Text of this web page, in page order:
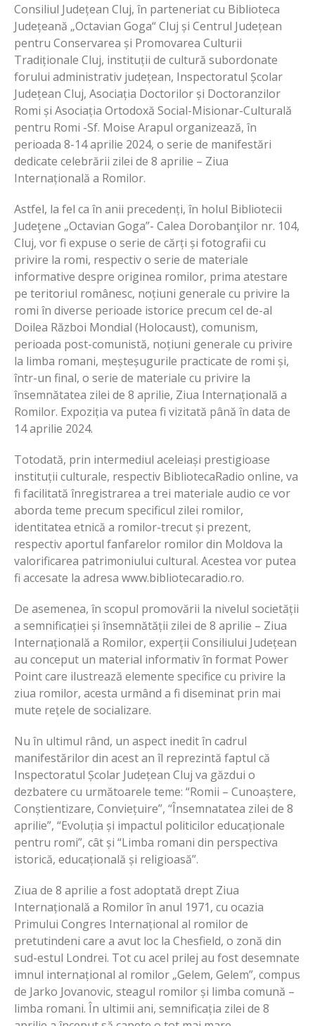
Consiliul Județean Cluj, în parteneriat cu Biblioteca
Județeană „Octavian Goga“ Cluj și Centrul Județean
pentru Conservarea și Promovarea Culturii
Tradiționale Cluj, instituții de cultură subordonate
forului administrativ județean, Inspectoratul Școlar
Județean Cluj, Asociația Doctorilor și Doctoranzilor
Romi și Asociația Ortodoxă Social-Misionar-Culturală
pentru Romi -Sf. Moise Arapul organizează, în
perioada 8-14 aprilie 2024, o serie de manifestări
dedicate celebrării zilei de 8 aprilie – Ziua
Internațională a Romilor.
Astfel, la fel ca în anii precedenți, în holul Bibliotecii
Judeţene „Octavian Goga”- Calea Dorobanţilor nr. 104,
Cluj, vor fi expuse o serie de cărți și fotografii cu
privire la romi, respectiv o serie de materiale
informative despre originea romilor, prima atestare
pe teritoriul românesc, noțiuni generale cu privire la
romi în diverse perioade istorice precum cel de-al
Doilea Război Mondial (Holocaust), comunism,
perioada post-comunistă, noțiuni generale cu privire
la limba romani, meșteșugurile practicate de romi și,
într-un final, o serie de materiale cu privire la
însemnătatea zilei de 8 aprilie, Ziua Internațională a
Romilor. Expoziția va putea fi vizitată până în data de
14 aprilie 2024.
Totodată, prin intermediul aceleiași prestigioase
instituții culturale, respectiv BibliotecaRadio online, va
fi facilitată înregistrarea a trei materiale audio ce vor
aborda teme precum specificul zilei romilor,
identitatea etnică a romilor-trecut și prezent,
respectiv aportul fanfarelor romilor din Moldova la
valorificarea patrimoniului cultural. Acestea vor putea
fi accesate la adresa www.bibliotecaradio.ro.
De asemenea, în scopul promovării la nivelul societății
a semnificației și însemnătății zilei de 8 aprilie – Ziua
Internațională a Romilor, experții Consiliului Județean
au conceput un material informativ în format Power
Point care ilustrează elemente specifice cu privire la
ziua romilor, acesta urmând a fi diseminat prin mai
mute rețele de socializare.
Nu în ultimul rând, un aspect inedit în cadrul
manifestărilor din acest an îl reprezintă faptul că
Inspectoratul Școlar Județean Cluj va găzdui o
dezbatere cu următoarele teme: “Romii – Cunoaștere,
Conștientizare, Conviețuire”, “Însemnatatea zilei de 8
aprilie”, “Evoluția și impactul politicilor educaționale
pentru romi”, cât și “Limba romani din perspectiva
istorică, educațională și religioasă”.
Ziua de 8 aprilie a fost adoptată drept Ziua
Internațională a Romilor în anul 1971, cu ocazia
Primului Congres Internațional al romilor de
pretutindeni care a avut loc la Chesfield, o zonă din
sud-estul Londrei. Tot cu acel prilej au fost desemnate
imnul internațional al romilor „Gelem, Gelem”, compus
de Jarko Jovanovic, steagul romilor și limba comună –
limba romani. În ultimii ani, semnificația zilei de 8